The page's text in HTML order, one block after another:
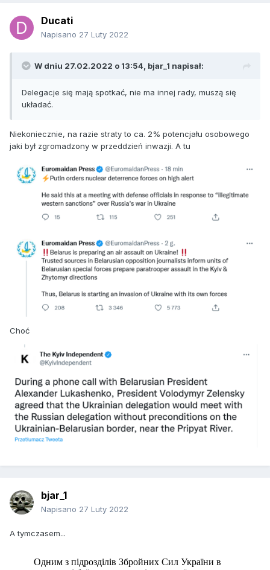
Ducati
Napisano 27 Luty 2022
W dniu 27.02.2022 o 13:54, bjar_1 napisał:
Delegacje się mają spotkać, nie ma innej rady, muszą się
układać.
Niekoniecznie, na razie straty to ca. 2% potencjału osobowego
jaki był zgromadzony w przeddzień inwazji. A tu
Choć
bjar_1
Napisano 27 Luty 2022
A tymczasem...